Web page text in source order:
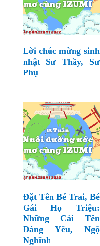
Lời chúc mừng sinh
nhật Sư Thầy, Sư
Phụ
Đặt Tên Bé Trai, Bé
Gái Họ Triệu:
Những Cái Tên
Đáng Yêu, Ngộ
Nghĩnh